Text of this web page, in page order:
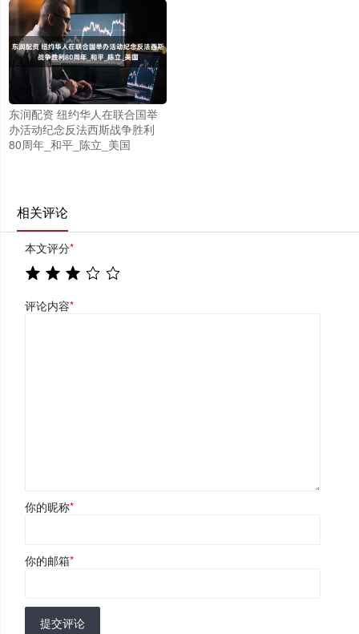
东润配资 纽约华人在联合国举
办活动纪念反法西斯战争胜利
80周年_和平_陈立_美国
相关评论
本文评分*
评论内容*
你的昵称*
你的邮箱*
提交评论